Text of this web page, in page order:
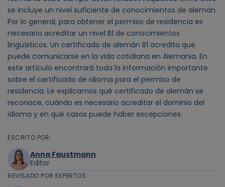
se incluye un nivel suficiente de conocimientos de alemán.
Por lo general, para obtener el permiso de residencia es
necesario acreditar un nivel B1 de conocimientos
lingüísticos. Un certificado de alemán B1 acredita que
puede comunicarse en la vida cotidiana en Alemania. En
este artículo encontrará toda la información importante
sobre el certificado de idioma para el permiso de
residencia. Le explicamos qué certificado de alemán se
reconoce, cuándo es necesario acreditar el dominio del
idioma y en qué casos puede haber excepciones.
ESCRITO POR:
Anna Faustmann
Editor
REVISADO POR EXPERTOS: